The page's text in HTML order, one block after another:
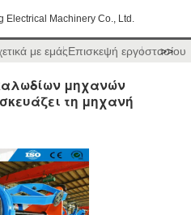
Electrical Machinery Co., Ltd.
με εμάςΕπισκεψή εργοστασίου
>>
μηχανών
τη μηχανή